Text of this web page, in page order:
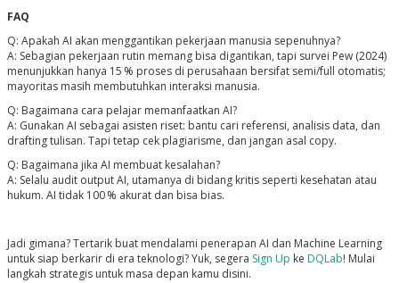
FAQ
Q: Apakah AI akan menggantikan pekerjaan manusia sepenuhnya?
A: Sebagian pekerjaan rutin memang bisa digantikan, tapi survei Pew(2024)
menunjukkan hanya 15 % proses di perusahaan bersifat semi/full otomatis;
mayoritas masih membutuhkan interaksi manusia.
Q: Bagaimana cara pelajar memanfaatkan AI?
A: Gunakan AI sebagai asisten riset: bantu cari referensi, analisis data, dan
drafting tulisan. Tapi tetap cek plagiarisme, dan jangan asal copy.
Q: Bagaimana jika AI membuat kesalahan?
A: Selalu audit output AI, utamanya di bidang kritis seperti kesehatan atau
hukum. AI tidak 100 % akurat dan bisa bias.
Jadi gimana? Tertarik buat mendalami penerapan AI dan Machine Learning
untuk siap berkarir di era teknologi? Yuk, segera Sign Up ke DQLab! Mulai
langkah strategis untuk masa depan kamu disini.